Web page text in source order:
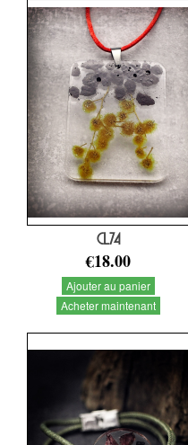
CL74
€18.00
Ajouter au panier
Acheter maintenant